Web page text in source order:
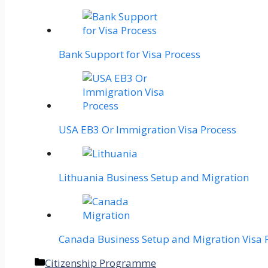
Bank Support for Visa Process
USA EB3 Or Immigration Visa Process
Lithuania Business Setup and Migration
Canada Business Setup and Migration Visa
Categories
Citizenship Programme